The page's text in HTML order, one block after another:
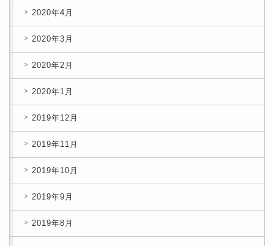
2020年4月
2020年3月
2020年2月
2020年1月
2019年12月
2019年11月
2019年10月
2019年9月
2019年8月